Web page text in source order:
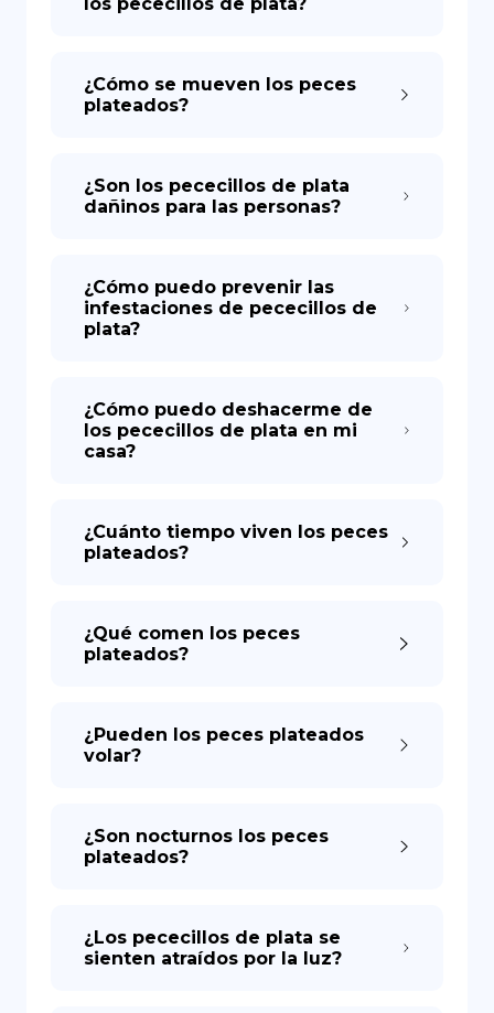
¿Cómo se mueven los peces
plateados?
¿Son los pececillos de plata
dañinos para las personas?
¿Cómo puedo prevenir las
infestaciones de pececillos de
plata?
¿Cómo puedo deshacerme de
los pececillos de plata en mi
casa?
¿Cuánto tiempo viven los peces
plateados?
¿Qué comen los peces
plateados?
¿Pueden los peces plateados
volar?
¿Son nocturnos los peces
plateados?
¿Los pececillos de plata se
sienten atraídos por la luz?